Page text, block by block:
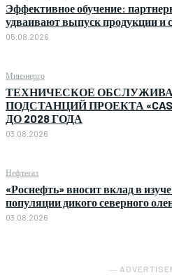
Эффективное обучение:
удваивают выпуск продукции и
05.08.2026
Минэнерго
ТЕХНИЧЕСКОЕ
ПОДСТАНЦИЙ ПРОЕКТА
ДО 2028 ГОДА
03.08.2026
Нефтегаз
«Роснефть» вносит вклад в
популяции дикого северного
03.08.2026
―